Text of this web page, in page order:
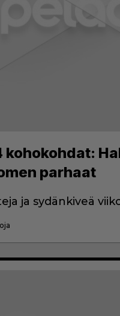
kohokohdat:
parhaat
ja sydänkiveä